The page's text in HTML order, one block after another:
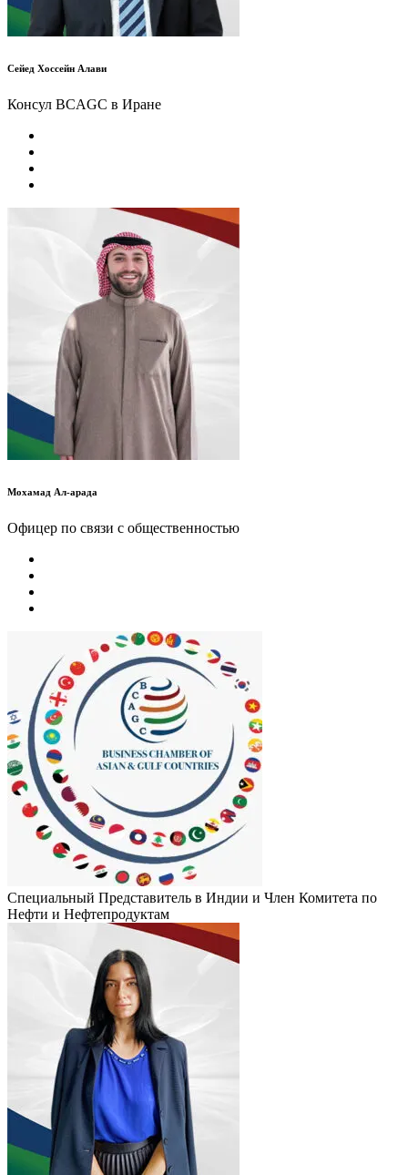
Сейед Хоссейн Алави
Консул BCAGC в Иране
Мохамад Ал-арада
Офицер по связи с общественностью
Специальный Представитель в Индии и Член Комитета по
Нефти и Нефтепродуктам